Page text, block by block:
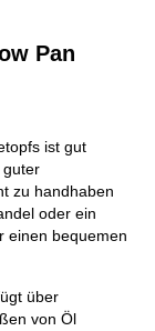
Pan
ist gut
guter
zu handhaben
oder ein
einen bequemen
über
von Öl